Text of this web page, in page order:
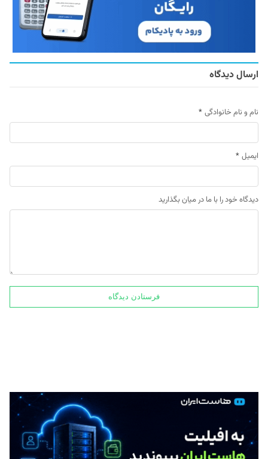
ارسال دیدگاه
نام و نام خانوادگی *
ایمیل *
دیدگاه خود را با ما در میان بگذارید